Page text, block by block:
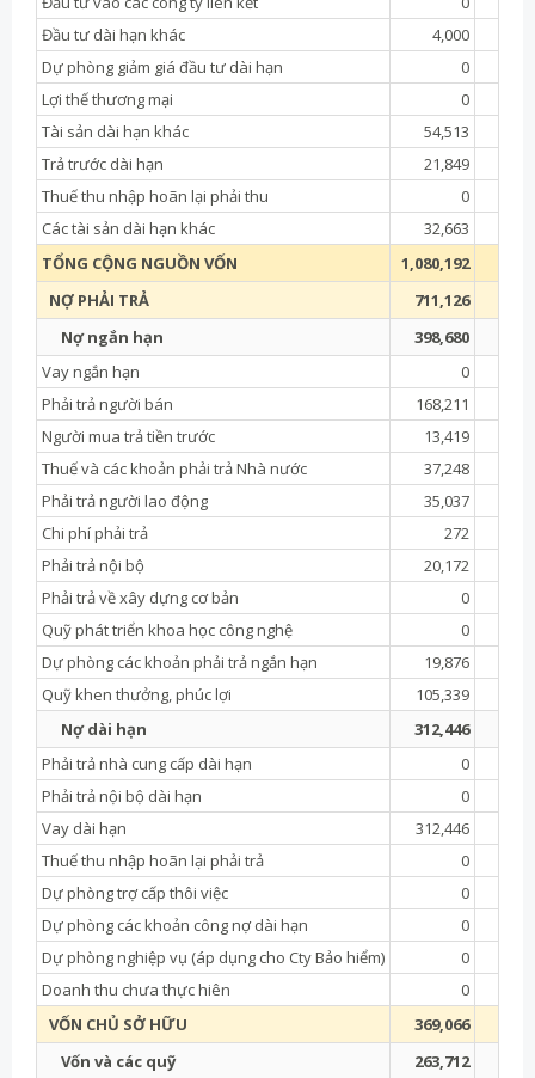
Đầu tư dài hạn khác
4,000
Dự phòng giảm giá đầu tư dài hạn
0
Lợi thế thương mại
0
Tài sản dài hạn khác
54,513
Trả trước dài hạn
21,849
Thuế thu nhập hoãn lại phải thu
0
Các tài sản dài hạn khác
32,663
TỔNG CỘNG NGUỒN VỐN
1,080,192
NỢ PHẢI TRẢ
711,126
Nợ ngắn hạn
398,680
Vay ngắn hạn
0
Phải trả người bán
168,211
Người mua trả tiền trước
13,419
Thuế và các khoản phải trả Nhà nước
37,248
Phải trả người lao động
35,037
Chi phí phải trả
272
Phải trả nội bộ
20,172
Phải trả về xây dựng cơ bản
0
Quỹ phát triển khoa học công nghệ
0
Dự phòng các khoản phải trả ngắn hạn
19,876
Quỹ khen thưởng, phúc lợi
105,339
Nợ dài hạn
312,446
Phải trả nhà cung cấp dài hạn
0
Phải trả nội bộ dài hạn
0
Vay dài hạn
312,446
Thuế thu nhập hoãn lại phải trả
0
Dự phòng trợ cấp thôi việc
0
Dự phòng các khoản công nợ dài hạn
0
Dự phòng nghiệp vụ (áp dụng cho Cty Bảo hiểm)
0
Doanh thu chưa thực hiên
0
VỐN CHỦ SỞ HỮU
369,066
Vốn và các quỹ
263,712